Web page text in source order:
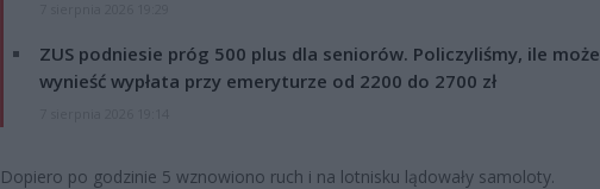
ZUS podniesie próg 500 plus dla seniorów. Policzyliśmy, ile może
wynieść wypłata przy emeryturze od 2200 do 2700 zł
Dopiero po godzinie 5 wznowiono ruch i na lotnisku lądowały samoloty.